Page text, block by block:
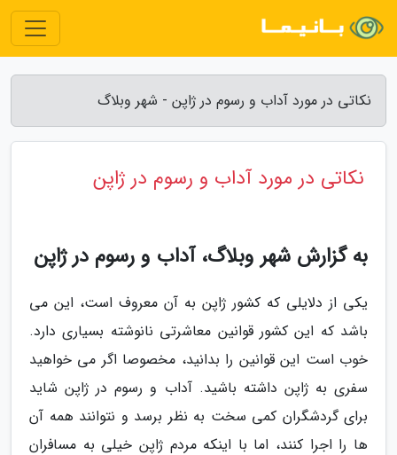
نکاتی در مورد آداب و رسوم در ژاپن - شهر وبلاگ
نکاتی در مورد آداب و رسوم در ژاپن
به گزارش شهر وبلاگ، آداب و رسوم در ژاپن
یکی از دلایلی که کشور ژاپن به آن معروف است، این می
باشد که این کشور قوانین معاشرتی نانوشته بسیاری دارد.
خوب است این قوانین را بدانید، مخصوصا اگر می خواهید
سفری به ژاپن داشته باشید. آداب و رسوم در ژاپن شاید
برای گردشگران کمی سخت به نظر برسد و نتوانند همه آن
ها را اجرا کنند، اما با اینکه مردم ژاپن خیلی به مسافران